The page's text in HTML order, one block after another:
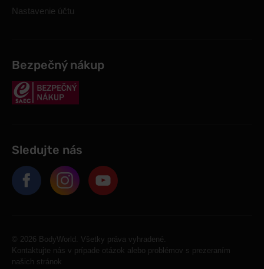
Nastavenie účtu
Bezpečný nákup
Sledujte nás
© 2026 BodyWorld. Všetky práva vyhradené.
Kontaktujte nás v prípade otázok alebo problémov s prezeraním
našich stránok